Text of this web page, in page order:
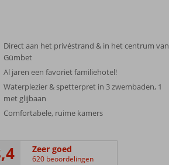
Direct aan het privéstrand & in het centrum van
Gümbet
Al jaren een favoriet familiehotel!
Waterplezier & spetterpret in 3 zwembaden, 1
met glijbaan
Comfortabele, ruime kamers
Zeer goed
620 beoordelingen